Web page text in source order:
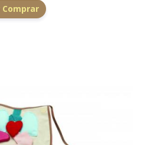
Comprar